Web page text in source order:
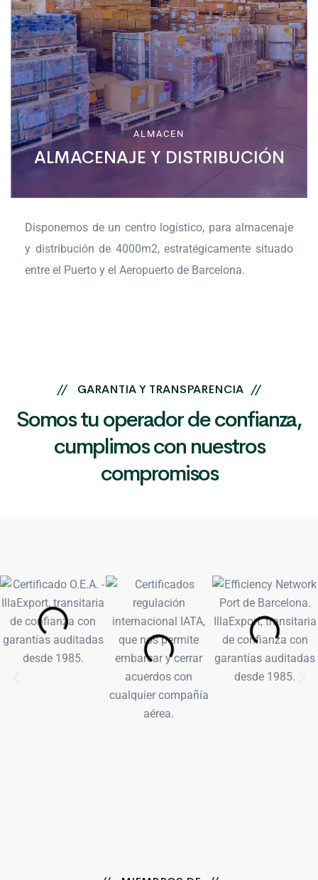
ALMACEN
ALMACENAJE Y DISTRIBUCIÓN
Disponemos de un centro logístico, para almacenaje
y distribución de 4000m2, estratégicamente situado
entre el Puerto y el Aeropuerto de Barcelona.
// GARANTIA Y TRANSPARENCIA //
Somos tu operador de confianza,
cumplimos con nuestros
compromisos